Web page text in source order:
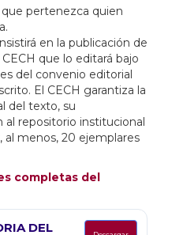
que pertenezca quien
en la publicación de
que lo editará bajo
del convenio editorial
El CECH garantiza la
del texto, su
al repositorio institucional
al menos, 20 ejemplares
completas del
DEL